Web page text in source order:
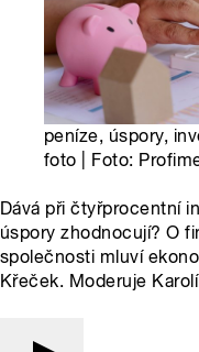
peníze, úspory,
foto | Foto:
Dává při čtyřprocentní
úspory zhodnocují? O
společnosti mluví
Křeček. Moderuje